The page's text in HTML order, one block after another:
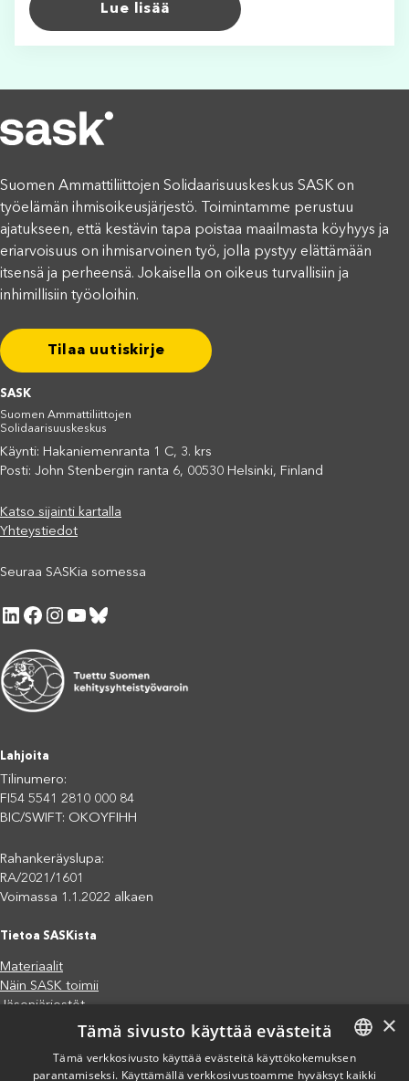
Lue lisää
Suomen Ammattiliittojen Solidaarisuuskeskus SASK on
työelämän ihmisoikeusjärjestö. Toimintamme perustuu
ajatukseen, että kestävin tapa poistaa maailmasta köyhyys ja
eriarvoisuus on ihmisarvoinen työ, jolla pystyy elättämään
itsensä ja perheensä. Jokaisella on oikeus turvallisiin ja
inhimillisiin työoloihin.
Tilaa uutiskirje
SASK
Suomen Ammattiliittojen
Solidaarisuuskeskus
Käynti: Hakaniemenranta 1 C, 3. krs
Posti: John Stenbergin ranta 6, 00530 Helsinki, Finland
Katso sijainti kartalla
Yhteystiedot
Seuraa SASKia somessa
LinkedIn Facebook Instagram YouTube Bluesky
Lahjoita
Tilinumero:
FI54 5541 2810 000 84
BIC/SWIFT: OKOYFIHH
Rahankeräyslupa:
RA/2021/1601
Voimassa 1.1.2022 alkaen
Tietoa SASKista
Materiaalit
Näin SASK toimii
Jäsenjärjestöt
Saavutettavuusseloste
Tietosuojaseloste
Eettiset periaatteet (pdf)
FINNISH
×
Tämä sivusto käyttää evästeitä
Tämä verkkosivusto käyttää evästeitä käyttökokemuksen
parantamiseksi. Käyttämällä verkkosivustoamme hyväksyt kaikki